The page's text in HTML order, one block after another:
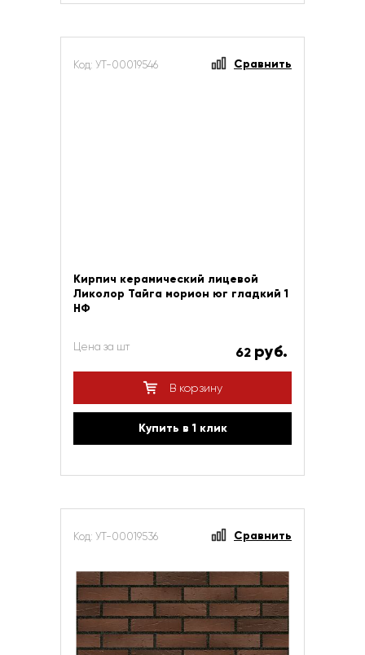
Код: УТ-00019546 Сравнить
Кирпич керамический лицевой
Ликолор Тайга морион юг гладкий 1
НФ
Цена за шт 62 руб.
В корзину
Купить в 1 клик
Код: УТ-00019536 Сравнить